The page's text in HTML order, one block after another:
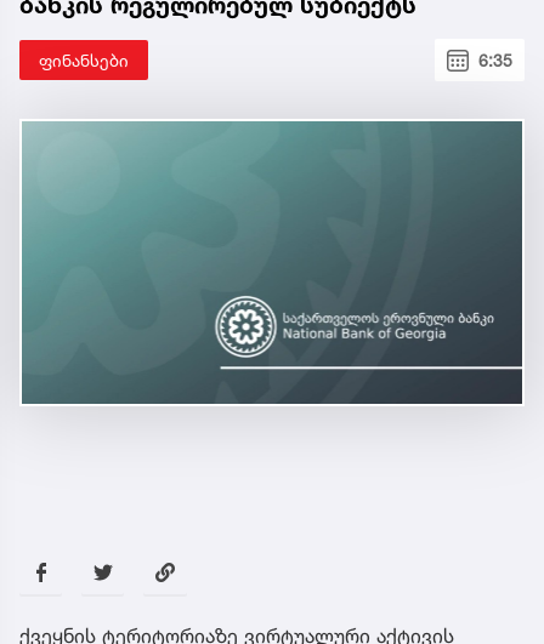
ფინანსები 6:35
ქვეყნის ტერიტორიაზე ვირტუალური აქტივის